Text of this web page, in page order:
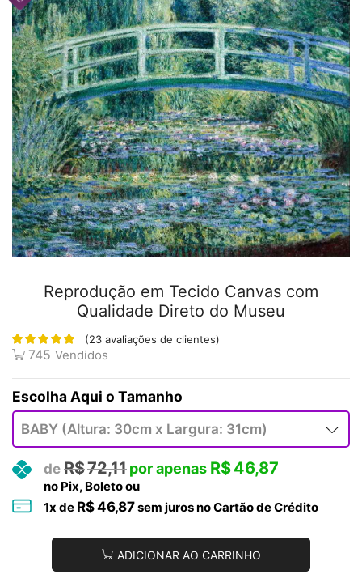
Reprodução em Tecido Canvas com
Qualidade Direto do Museu
(23 avaliações de clientes)
745 Vendidos
Tamanho
R$72,11 R$46,87
no Pix, Boleto ou
1x de R$46,87sem juros no Cartão de Crédito
ADICIONAR AO CARRINHO